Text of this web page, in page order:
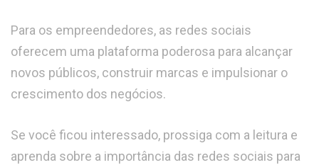
Para os empreendedores, as redes sociais
oferecem uma plataforma poderosa para alcançar
novos públicos, construir marcas e impulsionar o
crescimento dos negócios.
Se você ficou interessado, prossiga com a leitura e
aprenda sobre a importância das redes sociais para